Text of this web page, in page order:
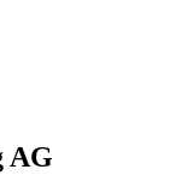
AG